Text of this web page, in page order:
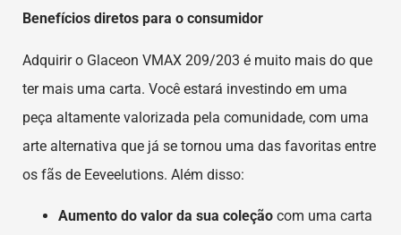
Benefícios diretos para o consumidor
Adquirir o Glaceon VMAX 209/203 é muito mais do que
ter mais uma carta. Você estará investindo em uma
peça altamente valorizada pela comunidade, com uma
arte alternativa que já se tornou uma das favoritas entre
os fãs de Eeveelutions. Além disso:
Aumento do valor da sua coleção com uma carta